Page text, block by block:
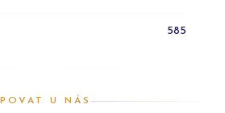
585
U NÁS